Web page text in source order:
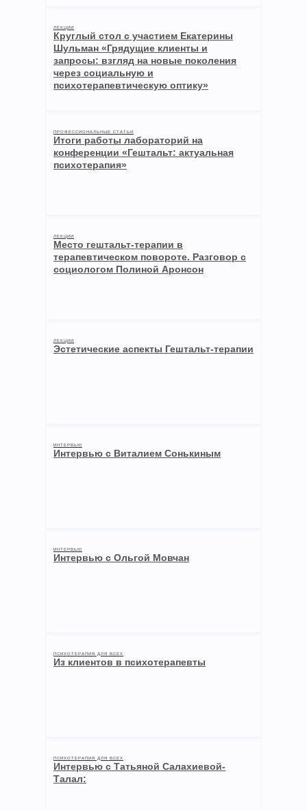
ЛЕКЦИИ
Круглый стол с участием Екатерины
Шульман «Грядущие клиенты и
запросы: взгляд на новые поколения
через социальную и
психотерапевтическую оптику»
ПРОФЕССИОНАЛЬНЫЕ СТАТЬИ
Итоги работы лабораторий на
конференции «Гештальт: актуальная
психотерапия»
ЛЕКЦИИ
Место гештальт-терапии в
терапевтическом повороте. Разговор с
социологом Полиной Аронсон
ЛЕКЦИИ
Эстетические аспекты Гештальт-терапии
ИНТЕРВЬЮ
Интервью с Виталием Сонькиным
ИНТЕРВЬЮ
Интервью с Ольгой Мовчан
ПСИХОТЕРАПИЯ ДЛЯ ВСЕХ
Из клиентов в психотерапевты
ПСИХОТЕРАПИЯ ДЛЯ ВСЕХ
Интервью с Татьяной Салахиевой-
Талал: